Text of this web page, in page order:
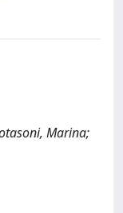
Marina;